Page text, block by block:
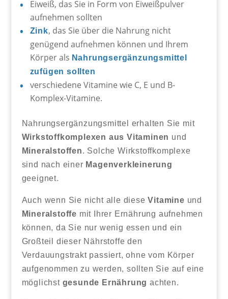
Eiweiß, das Sie in Form von Eiweißpulver
aufnehmen sollten
Zink, das Sie über die Nahrung nicht
genügend aufnehmen können und Ihrem
Körper als Nahrungsergänzungsmittel
zufügen sollten
verschiedene Vitamine wie C, E und B-
Komplex-Vitamine.
Nahrungsergänzungsmittel erhalten Sie mit
Wirkstoffkomplexen aus Vitaminen und
Mineralstoffen. Solche Wirkstoffkomplexe
sind nach einer Magenverkleinerung
geeignet.
Auch wenn Sie nicht alle dieseVitamine und
Mineralstoffe mit Ihrer Ernährung aufnehmen
können, da Sie nur wenig essen und ein
Großteil dieser Nährstoffe den
Verdauungstrakt passiert, ohne vom Körper
aufgenommen zu werden, sollten Sie auf eine
möglichst gesunde Ernährung achten.